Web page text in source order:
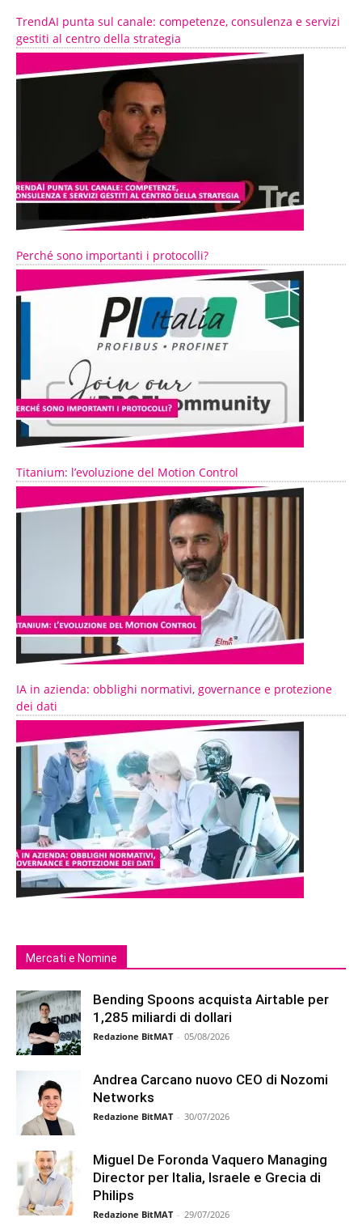
TrendAI punta sul canale: competenze, consulenza e servizi
gestiti al centro della strategia
Perché sono importanti i protocolli?
Titanium: l’evoluzione del Motion Control
IA in azienda: obblighi normativi, governance e protezione
dei dati
Mercati e Nomine
Bending Spoons acquista Airtable per
1,285 miliardi di dollari
Redazione BitMAT - 05/08/2026
Andrea Carcano nuovo CEO di Nozomi
Networks
Redazione BitMAT - 30/07/2026
Miguel De Foronda Vaquero Managing
Director per Italia, Israele e Grecia di
Philips
Redazione BitMAT - 29/07/2026